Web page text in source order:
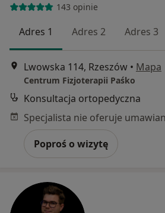
143 opinie
Adres 1 Adres 2 Adres 3
Lwowska 114, Rzeszów • Mapa
Centrum Fizjoterapii Paśko
Konsultacja ortopedyczna
Poproś o wizytę